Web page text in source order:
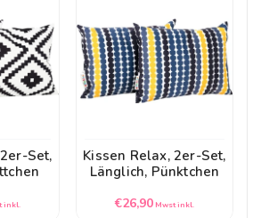
Set,
inkl.
Kissen Relax, 2er-Set,
Länglich, Pünktchen
Normaler
€26,90 Mwst inkl.